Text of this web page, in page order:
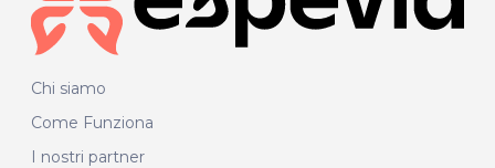
Chi siamo
Come Funziona
I nostri partner